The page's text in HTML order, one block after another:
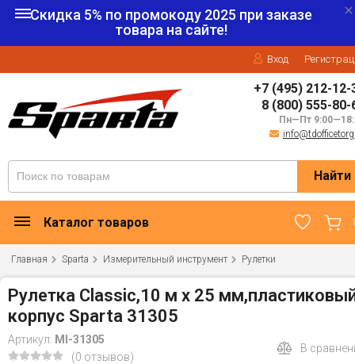
Скидка 5% по промокоду 2025 при заказе
товара на сайте!
Вход
+7 (495) 212-12-
8 (800) 555-80-
Пн—Пт
Найти
Каталог товаров
Главная Sparta Измерительный инструмент Рулетки
Рулетка Classic,10 м х 25
корпус Sparta 31305
Артикул: MI-31305
(0 отзывов)
В